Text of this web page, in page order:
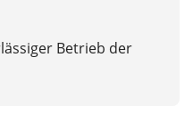
Betrieb der